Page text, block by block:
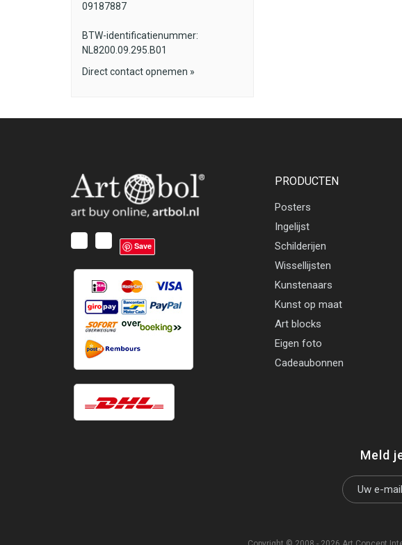
09187887
BTW-identificatienummer:
NL8200.09.295.B01
Direct contact opnemen »
Save
PRODUCTEN
Posters
Ingelijst
Schilderijen
Wissellijsten
Kunstenaars
Kunst op maat
Art blocks
Eigen foto
Cadeaubonnen
Meld